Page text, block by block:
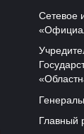
Сетевое
Главный